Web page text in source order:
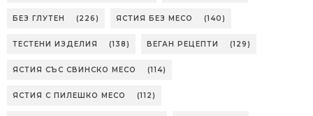
БЕЗ ГЛУТЕН (226) ЯСТИЯ БЕЗ МЕСО (140)
ТЕСТЕНИ ИЗДЕЛИЯ (138) ВЕГАН РЕЦЕПТИ (129)
ЯСТИЯ СЪС СВИНСКО МЕСО (114)
ЯСТИЯ С ПИЛЕШКО МЕСО (112)